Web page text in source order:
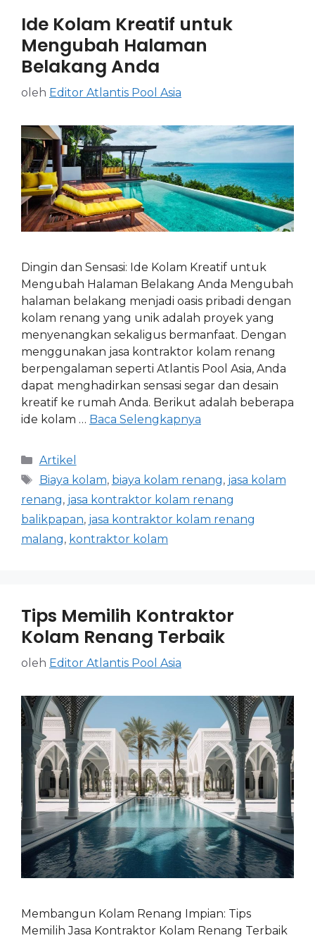
Ide Kolam Kreatif untuk
Mengubah Halaman
Belakang Anda
oleh Editor Atlantis Pool Asia
Dingin dan Sensasi: Ide Kolam Kreatif untuk
Mengubah Halaman Belakang Anda Mengubah
halaman belakang menjadi oasis pribadi dengan
kolam renang yang unik adalah proyek yang
menyenangkan sekaligus bermanfaat. Dengan
menggunakan jasa kontraktor kolam renang
berpengalaman seperti Atlantis Pool Asia, Anda
dapat menghadirkan sensasi segar dan desain
kreatif ke rumah Anda. Berikut adalah beberapa
ide kolam … Baca Selengkapnya
Artikel
Biaya kolam, biaya kolam renang, jasa kolam
renang, jasa kontraktor kolam renang
balikpapan, jasa kontraktor kolam renang
malang, kontraktor kolam
Tips Memilih Kontraktor
Kolam Renang Terbaik
oleh Editor Atlantis Pool Asia
Membangun Kolam Renang Impian: Tips
Memilih Jasa Kontraktor Kolam Renang Terbaik